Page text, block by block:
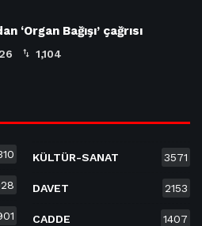
‘Organ Bağışı’ çağrısı
1,104
KÜLTÜR-SANAT 3571
DAVET 2153
CADDE 1407